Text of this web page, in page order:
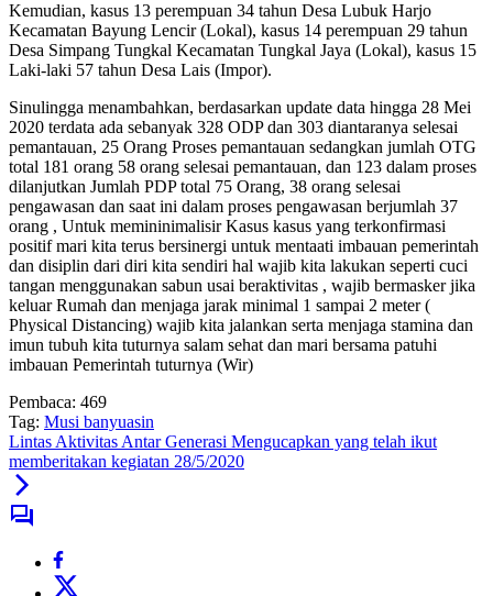
Kemudian, kasus 13 perempuan 34 tahun Desa Lubuk Harjo
Kecamatan Bayung Lencir (Lokal), kasus 14 perempuan 29 tahun
Desa Simpang Tungkal Kecamatan Tungkal Jaya (Lokal), kasus 15
Laki-laki 57 tahun Desa Lais (Impor).
Sinulingga menambahkan, berdasarkan update data hingga 28 Mei
2020 terdata ada sebanyak 328 ODP dan 303 diantaranya selesai
pemantauan, 25 Orang Proses pemantauan sedangkan jumlah OTG
total 181 orang 58 orang selesai pemantauan, dan 123 dalam proses
dilanjutkan Jumlah PDP total 75 Orang, 38 orang selesai
pengawasan dan saat ini dalam proses pengawasan berjumlah 37
orang , Untuk memininimalisir Kasus kasus yang terkonfirmasi
positif mari kita terus bersinergi untuk mentaati imbauan pemerintah
dan disiplin dari diri kita sendiri hal wajib kita lakukan seperti cuci
tangan menggunakan sabun usai beraktivitas , wajib bermasker jika
keluar Rumah dan menjaga jarak minimal 1 sampai 2 meter (
Physical Distancing) wajib kita jalankan serta menjaga stamina dan
imun tubuh kita tuturnya salam sehat dan mari bersama patuhi
imbauan Pemerintah tuturnya (Wir)
Pembaca: 469
Tag: Musi banyuasin
Lintas Aktivitas Antar Generasi Mengucapkan yang telah ikut
memberitakan kegiatan 28/5/2020